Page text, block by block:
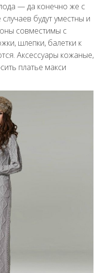
— да конечно же с
будут уместны и
совместимы с
шлепки, балетки к
Аксессуары кожаные,
платье макси